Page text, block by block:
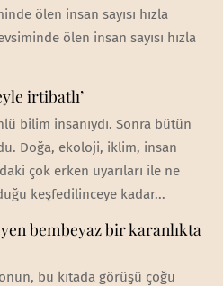
ölen insan sayısı hızla
ölen insan sayısı hızla
irtibatlı’
bilim insanıydı. Sonra bütün
Doğa, ekoloji, iklim, insan
çok erken uyarıları ile ne
keşfedilinceye kadar...
bembeyaz bir karanlıkta
onun, bu kıtada görüşü çoğu